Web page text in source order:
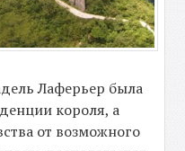
Лаферьер была
короля, а
от возможного